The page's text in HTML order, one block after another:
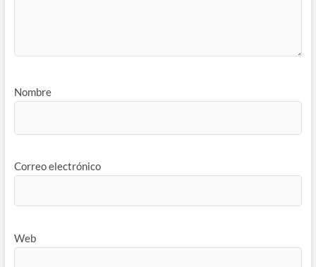
Nombre
Correo electrónico
Web